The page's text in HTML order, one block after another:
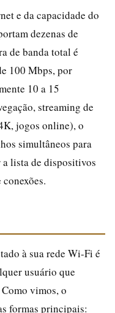
e da capacidade do
dezenas de
de banda total é
100 Mbps, por
10 a 15
streaming de
jogos online), o
simultâneos para
lista de dispositivos
à sua rede Wi-Fi é
usuário que
vimos, o
formas principais: